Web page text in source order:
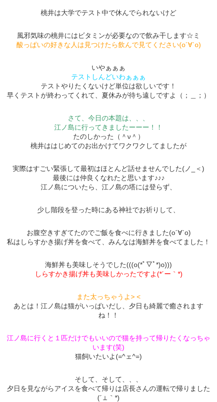
桃井は大学でテスト中で休んでられないけど
風邪気味の桃井にはビタミンが必要なので飲み干します☆ミ
酸っぱいの好きな人は見つけたら飲んで見てください(о´∀`о)
いやぁぁぁ
テストしんどいわぁぁぁ
テストやりたくないけど単位は欲しいです！
早くテストが終わってくれて、夏休みが待ち遠しですよ（；＿；）
さて、今日の本題は、、、
江ノ島に行ってきましたーーー！！
たのしかった（＾ν＾）
桃井ははじめてのお出かけてワクワクしてましたが
実際はすごい緊張して最初はほとんど話せませんでした(ノ_＜)
最後には仲良くなれたと思います♪♪♪
江ノ島についたら、江ノ島の塔には登らず、
少し階段を登った時にある神社でお祈りして、
お腹空きすぎてたのでご飯を食べに行きました(о´∀`о)
私はしらすかき揚げ丼を食べて、みんなは海鮮丼を食べてました！
海鮮丼も美味しそうでした(((o(*ﾟ▽ﾟ*)o)))
しらすかき揚げ丼も美味しかったですよ(*´ー｀*)
また太っちゃうよ> <
あとは！江ノ島は猫がいっぱいだし、夕日も綺麗で癒されます
ね！！
江ノ島に行くと１匹だけでもいいので猫を持って帰りたくなっちゃ
います(笑)
猫飼いたいよ(=^ェ^=)
そして、そして、、、
夕日を見ながらアイスを食べて帰りは店長さんの運転で帰りました
(´⊥｀*)